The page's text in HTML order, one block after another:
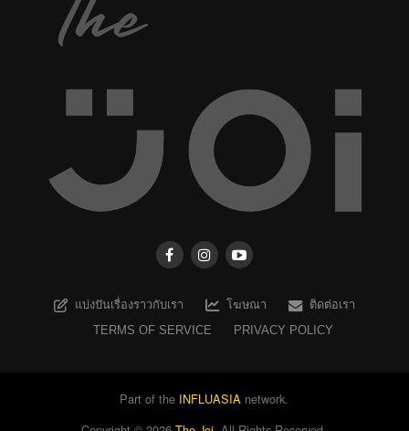
แบ่งปันเรื่องราวกับเรา โฆษณา
ติดต่อเรา
TERMS OF SERVICE
PRIVACY POLICY
Part of the INFLUASIA network.